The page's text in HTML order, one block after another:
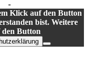
-
Klick auf den Button
bist. Weitere
Button